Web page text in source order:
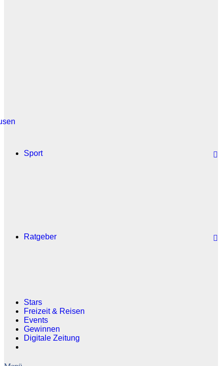
Sport
Ratgeber
Stars
Freizeit & Reisen
Events
Gewinnen
Digitale Zeitung